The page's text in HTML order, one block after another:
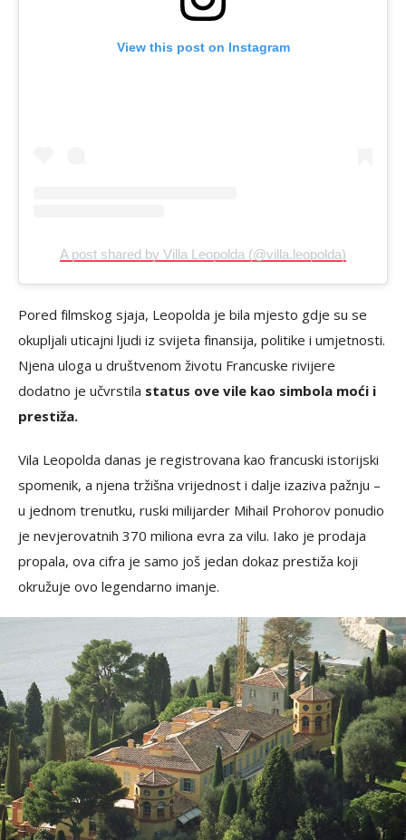
View this post on Instagram
A post shared by Villa Leopolda (@villa.leopolda)
Pored filmskog sjaja, Leopolda je bila mjesto gdje su se
okupljali uticajni ljudi iz svijeta finansija, politike i umjetnosti.
Njena uloga u društvenom životu Francuske rivijere
dodatno je učvrstila status ove vile kao simbola moći i
prestiža.
Vila Leopolda danas je registrovana kao francuski istorijski
spomenik, a njena tržišna vrijednost i dalje izaziva pažnju –
u jednom trenutku, ruski milijarder Mihail Prohorov ponudio
je nevjerovatnih 370 miliona evra za vilu. Iako je prodaja
propala, ova cifra je samo još jedan dokaz prestiža koji
okružuje ovo legendarno imanje.